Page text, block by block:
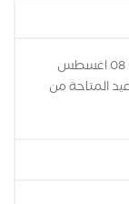
أقرب ميعاد لدكتورة هناء لبيب هو غداً السبت 08 اغسطس
المتاحة من